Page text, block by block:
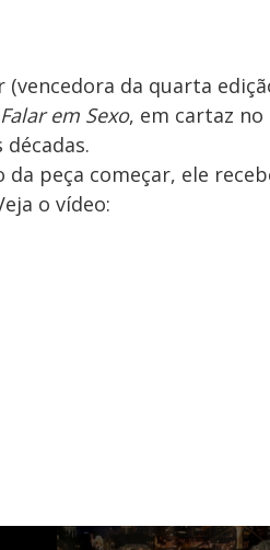
(vencedora da quarta
em Sexo, em cartaz no
da peça começar, ele
o vídeo: